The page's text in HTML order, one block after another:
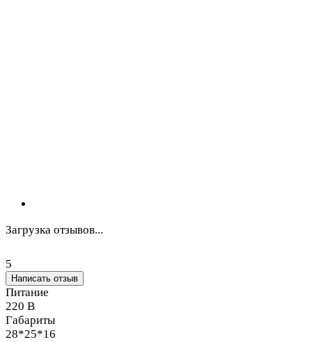
Загрузка отзывов...
5
Написать отзыв
Питание
220 В
Габариты
28*25*16